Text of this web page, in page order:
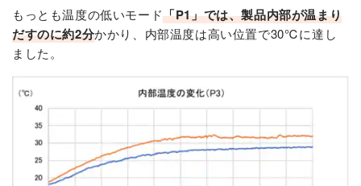
もっとも温度の低いモード「P1」では、製品内部が温まり
だすのに約2分かかり、内部温度は高い位置で30℃に達し
ました。